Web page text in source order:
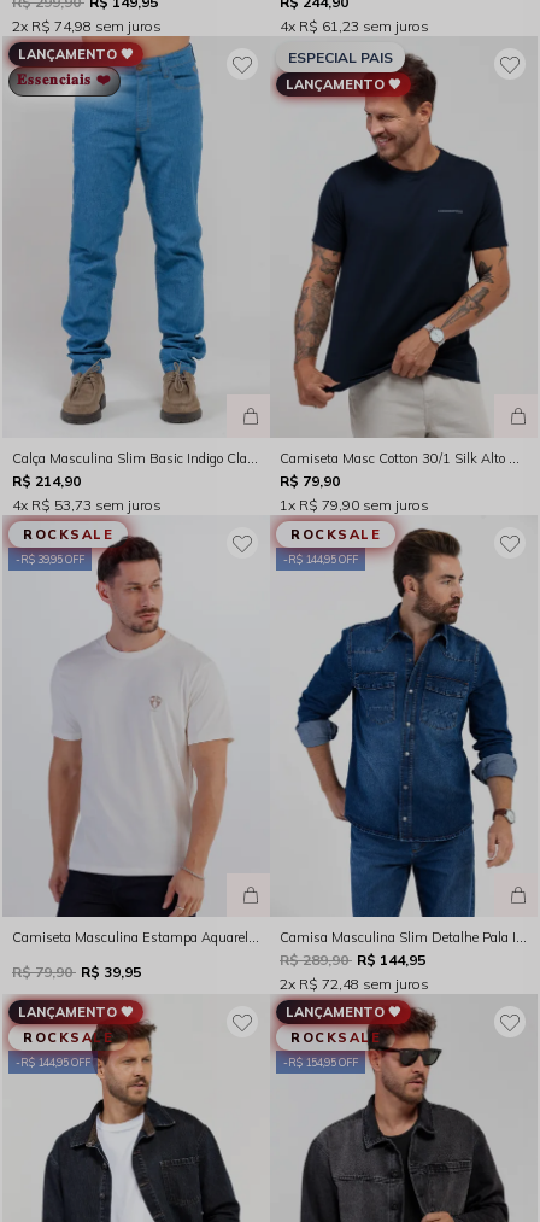
2x R$ 74,98 sem juros
4x R$ 61,23 sem juros
𝐄𝐬𝐬𝐞𝐧𝐜𝐢𝐚𝐢𝐬 ❤️
LANÇAMENTO 🖤
Calça Masculina Slim Basic Indigo Claro Rocksham - RS00117 - 5005
R$ 214,90
4x R$ 53,73 sem juros
LANÇAMENTO 🖤
ESPECIAL PAIS
Camiseta Masc Cotton 30/1 Silk Alto Relevo Azul Marinho Rocksham - FC254079 - 50002
R$ 79,90
1x R$ 79,90 sem juros
R$ 39,95 OFF
ROCKSALE
Camiseta Masculina Estampa Aquarela Marfim Rocksham – FC254080
R$ 79,90 R$ 39,95
R$ 144,95 OFF
ROCKSALE
Camisa Masculina Slim Detalhe Pala Indigo Escuro Rocksham - 253022
R$ 289,90 R$ 144,95
2x R$ 72,48 sem juros
R$ 144,95 OFF
ROCKSALE
LANÇAMENTO 🖤
R$ 154,95 OFF
ROCKSALE
LANÇAMENTO 🖤